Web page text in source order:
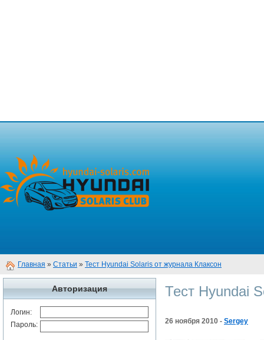
Главная » Статьи » Тест Hyundai Solaris от журнала Клаксон
Авторизация
Логин:
Пароль:
Тест Hyundai
26 ноября 2010 - Sergey